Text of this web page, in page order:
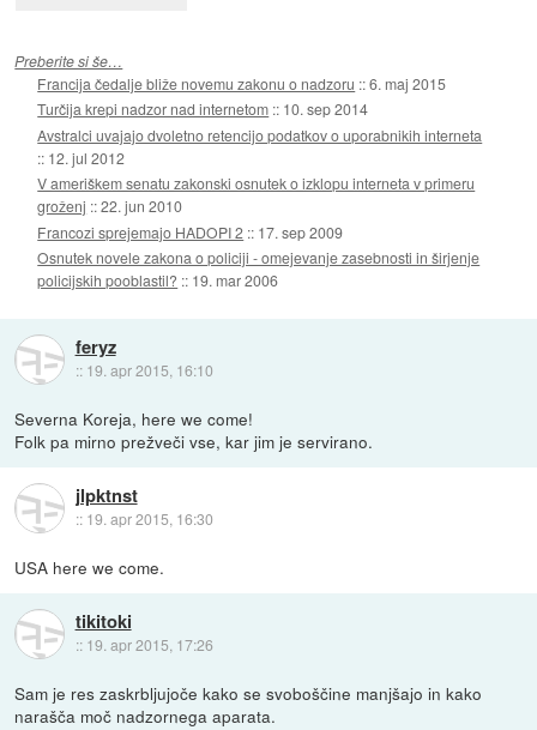
Preberite si še…
Francija čedalje bliže novemu zakonu o nadzoru ::6. maj 2015
Turčija krepi nadzor nad internetom :: 10. sep 2014
Avstralci uvajajo dvoletno retencijo podatkov o uporabnikih interneta
:: 12. jul 2012
V ameriškem senatu zakonski osnutek o izklopu interneta v primeru
groženj ::22. jun 2010
Francozi sprejemajo HADOPI 2 :: 17. sep 2009
Osnutek novele zakona o policiji - omejevanje zasebnosti in širjenje
policijskih pooblastil? :: 19. mar 2006
feryz
:: 19. apr 2015, 16:10
Severna Koreja, here we come!
Folk pa mirno prežveči vse, kar jim je servirano.
jlpktnst
:: 19. apr 2015, 16:30
USA here we come.
tikitoki
:: 19. apr 2015, 17:26
Sam je res zaskrbljujoče kako se svoboščine manjšajo in kako
narašča moč nadzornega aparata.